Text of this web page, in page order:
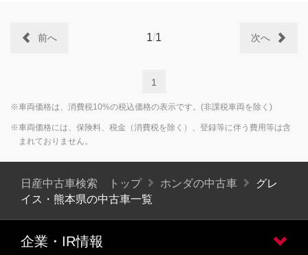
1/1
前へ 次へ
1
※車両価格は、消費税10%の税込価格の表示です。(非課税車両を除く)
※車両価格には、保険料、税金（消費税を除く）、登録等に伴う費用等は含
まれておりません。
日産中古車検索 トップ ホンダの中古車
グレ
イス・熊本県の中古車一覧
企業・IR情報